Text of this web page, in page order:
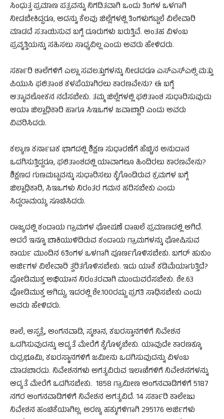
ಸಿಂಧುತ್ವ ಪ್ರಮಾಣ ಪತ್ರವನ್ನು ನಿಗದಿತವಾಗಿ ಒಂದು ತಿಂಗಳ ಒಳಗಾಗಿ
ನೀಡಬೇಕಿದ್ದರೂ, ಅದನ್ನು ಕೆಲವು ಜಿಲ್ಲೆಗಳಲ್ಲಿ ತಿಂಗಳುಗಟ್ಟಲೆ ವಿಲೇವಾರಿ
ಮಾಡದೆ ಸತಾಯಿಸುವ ಬಗ್ಗೆ ದೂರುಗಳು ಬರುತ್ತಿವೆ. ಅಂತಹ ವಿಳಂಬ
ಪ್ರವೃತ್ತಿಯನ್ನು ಸಹಿಸಲು ಸಾಧ್ಯವಿಲ್ಲ ಎಂದು ಅವರು ಹೇಳಿದರು.
ಸರ್ಕಾರಿ ಶಾಲೆಗಳಿಗೆ ಎಲ್ಲಾ ಸವಲತ್ತುಗಳನ್ನು ನೀಡದರೂ ಎಸ್ಎಸ್ಎಲ್ಸಿ ಮತ್ತು
ಪಿಯುಸಿ ಫಲಿತಾಂಶ ಕಳಪೆಯಾಗಿರಲು ಕಾರಣವೇನು? ಈ ಬಗ್ಗೆ
ಆತ್ಮಾವಲೋಕನ ನಡೆಸಬೇಕು. ತಮ್ಮ ಜಿಲ್ಲೆಗಳಲ್ಲಿ ಫಲಿತಾಂಶ ಸುಧಾರಿಸುವುದು
ಆಯಾ ಜಿಲ್ಲಾಧಿಕಾರಿ ಹಾಗೂ ಸಿಇಒಗಳ ಜವಾಬ್ದಾರಿ ಎಂದು ಅವರು
ವಿವರಿಸಿದರು.
ಕಲ್ಯಾಣ ಕರ್ನಾಟಕ ಭಾಗದಲ್ಲಿ ಶಿಕ್ಷಣ ಸುಧಾರಣೆಗೆ ಹೆಚ್ಚಿನ ಅನುದಾನ
ಒದಗಿಸುತ್ತಿದ್ದರೂ, ಫಲಿತಾಂಶದಲ್ಲಿ ಯಾವಾಗಲೂ ಹಿಂದಿರಲು ಕಾರಣವೇನು?
ಶಿಕ್ಷಣದ ಗುಣಮಟ್ಟವನ್ನು ಸುಧಾರಿಸಲು ಕೈಗೊಂಡಿರುವ ಕ್ರಮಗಳ ಬಗ್ಗೆ
ಜಿಲ್ಲಾಧಿಕಾರಿ, ಸಿಇಒಗಳು ನಿರಂತರ ಗಮನ ಹರಿಸಬೇಕು ಎಂದು
ಸಿದ್ದರಾಮಯ್ಯ ಸೂಚಿಸಿದರು.
ರಾಜ್ಯದಲ್ಲಿ ಕಂದಾಯ ಗ್ರಾಮಗಳ ಘೋಷಣೆ ದಾಖಲೆ ಪ್ರಮಾಣದಲ್ಲಿ ಆಗಿದೆ.
ಆದರೆ ಇನ್ನೂ ಬಾಕಿಯುಳಿದಿರುವ ಕಂದಾಯ ಗ್ರಾಮಗಳನ್ನು ಘೋಷಿಸುವ
ಕಾರ್ಯ ಮುಂದಿನ 6ತಿಂಗಳ ಒಳಗಾಗಿ ಪೂರ್ಣಗೊಳಿಸಬೇಕು. ಬಗರ್ ಹುಕುಂ
ಅರ್ಜಿಗಳ ವಿಲೇವಾರಿ ತ್ವರಿತಗೊಳಿಸಬೇಕು. ಇದು ಯಾಕೆ ಕಡಿಮೆಯಾಗುತ್ತಿದೆ?
ಪೋಡಿಮುಕ್ತ ಅಭಿಯಾನ ನಿರಂತರವಾಗಿ ಮುಂದುವರೆಸಬೇಕು. ಶೇ.63
ಪೋಡಿಮುಕ್ತ ಆಗಿದ್ದು, ಇದರಲ್ಲಿ ಶೇ.100ರಷ್ಟು ಪ್ರಗತಿ ಸಾಧಿಸಬೇಕು ಎಂದು
ಅವರು ಹೇಳಿದರು.
ಶಾಲೆ, ಆಸ್ಪತ್ರೆ, ಅಂಗನವಾಡಿ, ಸ್ಮಶಾನ, ಕಬರಸ್ತಾನಗಳಿಗೆ ನಿವೇಶನ
ಒದಗಿಸುವುದನ್ನು ಆದ್ಯತೆ ಮೇರೆಗೆ ಕೈಗೊಳ್ಳಬೇಕು. ಯಾವುದೇ ಕಾರಣಕ್ಕೂ
ರುದ್ರಭೂಮಿ, ಕಬರಸ್ಥಾನಗಳಿಗೆ ಜಮೀನು ಒದಗಿಸುವುದನ್ನು ವಿಳಂಬ
ಮಾಡಬಾರದು. ನಿವೇಶನಗಳು ಅಗತ್ಯವಿರುವ ಇಲಾಖೆಗಳಿಗೆ ನಿವೇಶನಗಳನ್ನು
ಆದ್ಯತೆ ಮೇರೆಗೆ ಒದಗಿಸಬೇಕು. 1858 ಗ್ರಾಮೀಣ ಅಂಗನವಾಡಿಗಳಿಗೆ 5187
ನಗರ ಅಂಗನವಾಡಿಗಳಿಗೆ ನಿವೇಶನ ಅಗತ್ಯವಿದೆ. 14 ಸರ್ಕಾರಿ ಕಾಲೇಜು
ನಿವೇಶನ ಹಂಚಿಕೆಯಾಗಿಲ್ಲ. ಅರಣ್ಯ ಹಕ್ಕುಗಳಿಗಾಗಿ 295176 ಅರ್ಜಿಗಳು